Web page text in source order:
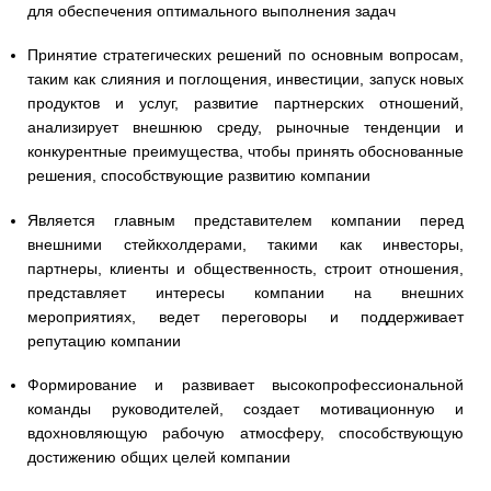
для обеспечения оптимального выполнения задач
Принятие стратегических решений по основным вопросам,
таким как слияния и поглощения, инвестиции, запуск новых
продуктов и услуг, развитие партнерских отношений,
анализирует внешнюю среду, рыночные тенденции и
конкурентные преимущества, чтобы принять обоснованные
решения, способствующие развитию компании
Является главным представителем компании перед
внешними стейкхолдерами, такими как инвесторы,
партнеры, клиенты и общественность, строит отношения,
представляет интересы компании на внешних
мероприятиях, ведет переговоры и поддерживает
репутацию компании
Формирование и развивает высокопрофессиональной
команды руководителей, создает мотивационную и
вдохновляющую рабочую атмосферу, способствующую
достижению общих целей компании